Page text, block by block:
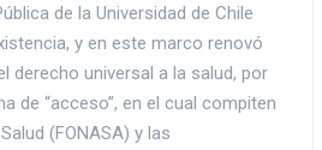
de la Universidad de Chile
y en este marco renovó
derecho universal a la salud, por
de “acceso”, en el cual compiten
(FONASA) y las